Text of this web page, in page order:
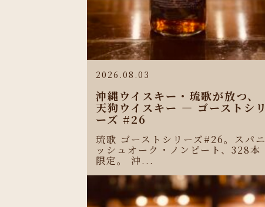
2026.08.03
沖縄ウイスキー・琉歌が放つ、
天狗ウイスキー ― ゴーストシリ
ーズ #26
琉歌 ゴーストシリーズ#26。スパニ
ッシュオーク・ノンピート、328本
限定。 沖...